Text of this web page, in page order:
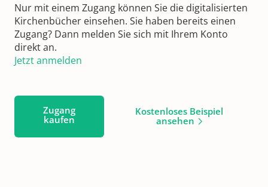
Nur mit einem Zugang können Sie die digitalisierten
Kirchenbücher einsehen. Sie haben bereits einen
Zugang? Dann melden Sie sich mit Ihrem Konto
direkt an.
Jetzt anmelden
Zugang
kaufen
Kostenloses Beispiel
ansehen